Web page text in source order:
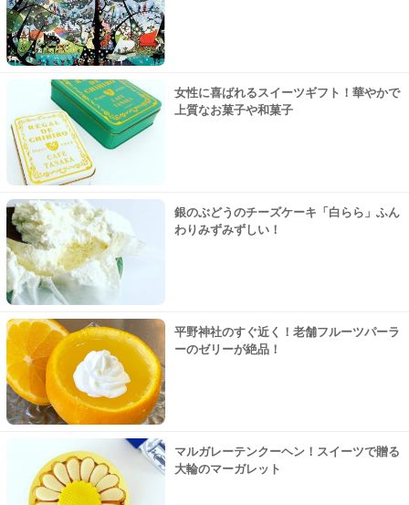
女性に喜ばれるスイーツギフト！華やかで
上質なお菓子や和菓子
銀のぶどうのチーズケーキ「白らら」ふん
わりみずみずしい！
平野神社のすぐ近く！老舗フルーツパーラ
ーのゼリーが絶品！
マルガレーテンクーヘン！スイーツで贈る
大輪のマーガレット